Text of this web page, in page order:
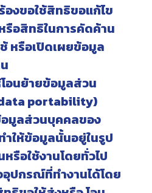
งขอใช้สิทธิขอแก้ไข
อสิทธิในการคัดค้าน
หรือเปิดเผยข้อมูล
อนย้ายข้อมูลส่วน
portability)
มูลส่วนบุคคลของ
ำให้ข้อมูลนั้นอยู่ในรูป
รือใช้งานโดยทั่วไป
ปกรณ์ที่ทำงานได้โดย